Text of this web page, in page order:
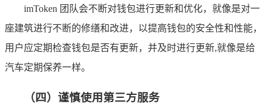
imToken 团队会不断对钱包进行更新和优化，就像是对一
座建筑进行不断的修缮和改进，以提高钱包的安全性和性能，
用户应定期检查钱包是否有更新，并及时进行更新,就像是给
汽车定期保养一样。
（四）谨慎使用第三方服务